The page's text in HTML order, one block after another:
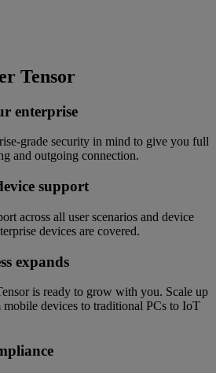
Tensor
enterprise
grade security in mind to give you full
and outgoing connection.
support
across all user scenarios and device
devices are covered.
expands
is ready to grow with you. Scale up
devices to traditional PCs to IoT